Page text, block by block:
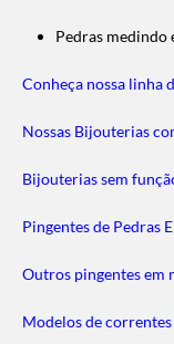
Pedras medindo
Conheça nossa linha
Nossas Bijouterias
Bijouterias sem
Pingentes de Pedras
Outros pingentes em
Modelos de correntes